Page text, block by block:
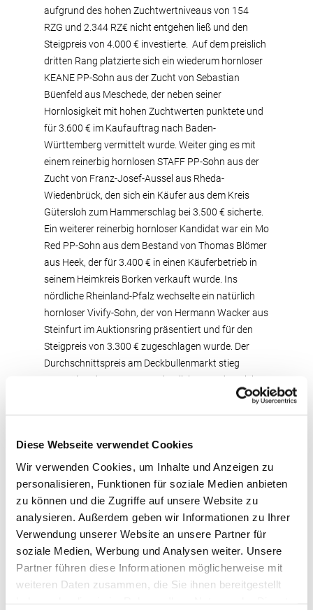
Diese Webseite verwendet Cookies
Wir verwenden Cookies, um Inhalte und Anzeigen zu
personalisieren, Funktionen für soziale Medien anbieten
zu können und die Zugriffe auf unsere Website zu
analysieren. Außerdem geben wir Informationen zu Ihrer
Verwendung unserer Website an unsere Partner für
soziale Medien, Werbung und Analysen weiter. Unsere
Partner führen diese Informationen möglicherweise mit
weiteren Daten zusammen, die Sie ihnen bereitgestellt
aufgrund des hohen Zuchtwertniveaus von 154
RZG und 2.344 RZ€ nicht entgehen ließ und den
Steigpreis von 4.000 € investierte. Auf dem preislich
dritten Rang platzierte sich ein wiederum hornloser
KEANE PP-Sohn aus der Zucht von Sebastian
Büenfeld aus Meschede, der neben seiner
Hornlosigkeit mit hohen Zuchtwerten punktete und
für 3.600 € im Kaufauftrag nach Baden-
Württemberg vermittelt wurde. Weiter ging es mit
einem reinerbig hornlosen STAFF PP-Sohn aus der
Zucht von Franz-Josef-Aussel aus Rheda-
Wiedenbrück, den sich ein Käufer aus dem Kreis
Gütersloh zum Hammerschlag bei 3.500 € sicherte.
Ein weiterer reinerbig hornloser Kandidat war ein Mo
Red PP-Sohn aus dem Bestand von Thomas Blömer
aus Heek, der für 3.400 € in einen Käuferbetrieb in
seinem Heimkreis Borken verkauft wurde. Ins
nördliche Rheinland-Pfalz wechselte ein natürlich
hornloser Vivify-Sohn, der von Hermann Wacker aus
Steinfurt im Auktionsring präsentiert und für den
Steigpreis von 3.300 € zugeschlagen wurde. Der
Durchschnittspreis am Deckbullenmarkt stieg
gegenüber dem Vormonat deutlich an und erreichte
Höchststand.
Färsenpreise überspringen die 3.000 €-Marke
Die allgemeinen Rahmenbedingungen sind weiterhin
unverändert. Rinder in allen verschiedenen
Kategorien sind weiterhin knapp und dem
entsprechend gefragt. Dennoch sorgte das allein
nicht für den sprunghaften Anstieg des
durchschnittlichen Steigpreises. Die gleichzeitig